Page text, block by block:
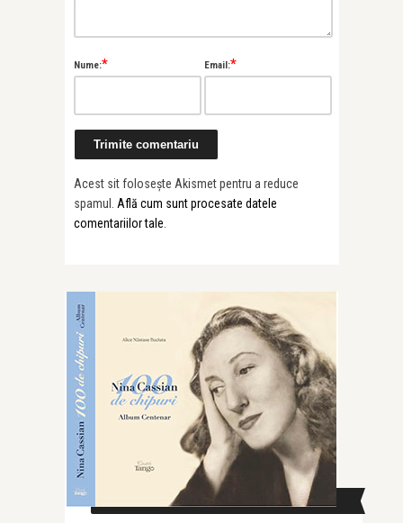
Nume:* Email:*
Acest sit folosește Akismet pentru a reduce
spamul. Află cum sunt procesate datele
comentariilor tale.
CAUTĂ ÎN SITE